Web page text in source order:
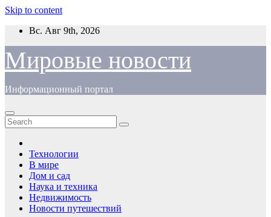
Skip to content
Вс. Авг 9th, 2026
Мировые новости
Информационный портал
Технологии
В мире
Дом и сад
Наука и техника
Недвижимость
Новости путешествий